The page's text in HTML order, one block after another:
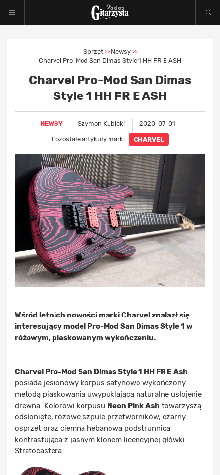
Sprzęt >> Newsy >>
Charvel Pro-Mod San Dimas Style 1 HH FR E ASH
Charvel Pro-Mod San Dimas
Style 1 HH FR E ASH
NEWSY Szymon Kubicki 2020-07-01
Pozostałe artykuły marki CHARVEL
Wśród letnich nowości marki Charvel znalazł się
interesujący model Pro-Mod San Dimas Style 1 w
różowym, piaskowanym wykończeniu.
Charvel Pro-Mod San Dimas Style 1 HH FR E Ash
posiada jesionowy korpus satynowo wykończony
metodą piaskowania uwypuklającą naturalne usłojenie
drewna. Kolorowi korpusu Neon Pink Ash towarzyszą
odsłonięte, różowe szpule przetworników, czarny
osprzęt oraz ciemna hebanowa podstrunnica
kontrastująca z jasnym klonem licencyjnej główki
Stratocastera.